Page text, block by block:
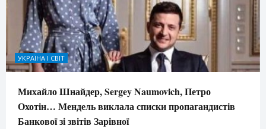
УКРАЇНА І СВІТ
Михайло Шнайдер, Sergey Naumovich, Петро
Охотін… Мендель виклала списки пропагандистів
Банкової зі звітів Зарівної